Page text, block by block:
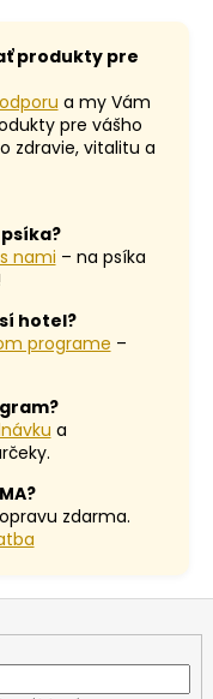
produkty pre
a my Vám
pre vášho
zdravie, vitalitu a
nami – na psíka
hotel?
programe –
a
zdarma.